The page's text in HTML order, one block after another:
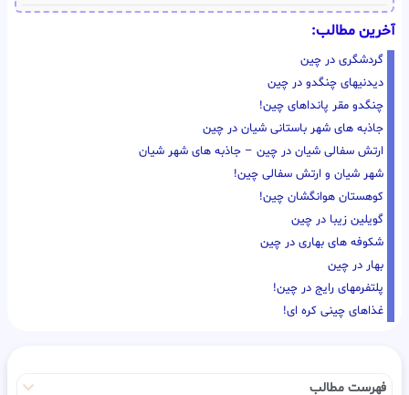
آخرین مطالب:
گردشگری در چین
دیدنیهای چنگدو در چین
چنگدو مقر پانداهای چین!
جاذبه های شهر باستانی شیان در چین
ارتش سفالی شیان در چین – جاذبه های شهر شیان
شهر شیان و ارتش سفالی چین!
کوهستان هوانگشان چین!
گویلین زیبا در چین
شکوفه های بهاری در چین
بهار در چین
پلتفرمهای رایج در چین!
غذاهای چینی کره ای!
فهرست مطالب